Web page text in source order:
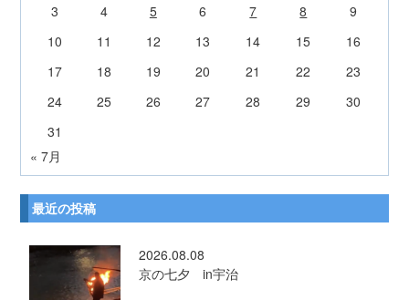
3
4 5 6 7 8
9
10
11 12 13 14 15
16
17
18 19 20 21 22
23
24
25 26 27 28 29
30
31
« 7月
最近の投稿
2026.08.08
京の七夕 in宇治